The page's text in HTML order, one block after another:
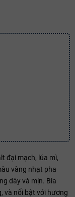
đại mạch, lúa mì,
vàng nhạt pha
dày và mịn. Bia
và nổi bật với hương